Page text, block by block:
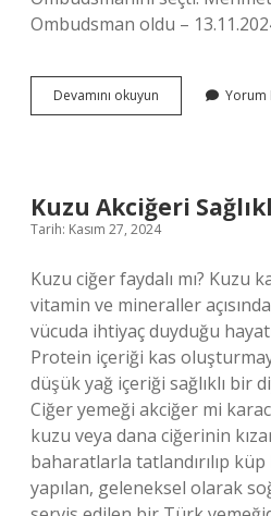
Ombudsman oldu –
Devamını okuyun
Baş
Yıldır
Yorum
Kuzu Akciğeri
Tarih: Kasım 27, 2024
Kuzu ciğer faydalı mı? Kuzu
vitamin ve mineraller
vücuda ihtiyaç duyduğu
Protein içeriği kas
düşük yağ içeriği sağlıklı bir
Ciğer yemeği akciğer mi
kuzu veya dana ciğerinin
baharatlarla tatlandırılıp
yapılan, geleneksel olarak